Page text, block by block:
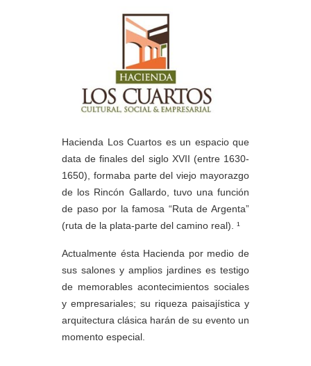
Hacienda Los Cuartos es un espacio que
data de finales del siglo XVII (entre 1630-
1650), formaba parte del viejo mayorazgo
de los Rincón Gallardo, tuvo una función
de paso por la famosa “Ruta de Argenta”
(ruta de la plata-parte del camino real). ¹
Actualmente ésta Hacienda por medio de
sus salones y amplios jardines es testigo
de memorables acontecimientos sociales
y empresariales; su riqueza paisajística y
arquitectura clásica harán de su evento un
momento especial.